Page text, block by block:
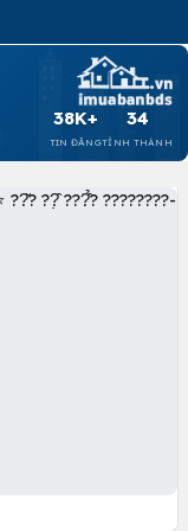
38K+
TIN ĐĂNG
34
TỈNH THÀNH